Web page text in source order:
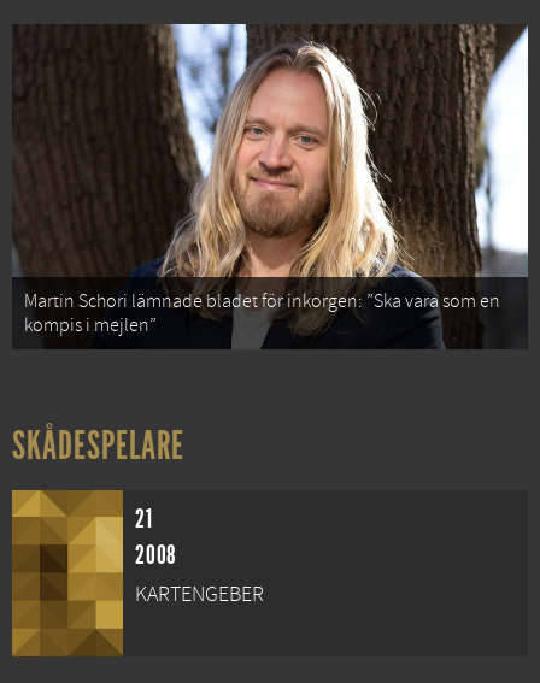
Martin Schori lämnade bladet för inkorgen: ”Ska vara som en
kompis i mejlen”
SKÅDESPELARE
21
2008
KARTENGEBER